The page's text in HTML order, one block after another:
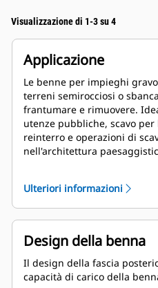
Visualizzazione di 1-3 su 4
Applicazione
Le benne per impieghi
terreni semirocciosi o
frantumare e rimuovere.
utenze pubbliche, scavo
reinterro e operazioni di
nell'architettura
Ulteriori informazioni
Design della benna
Il design della fascia
capacità di carico della